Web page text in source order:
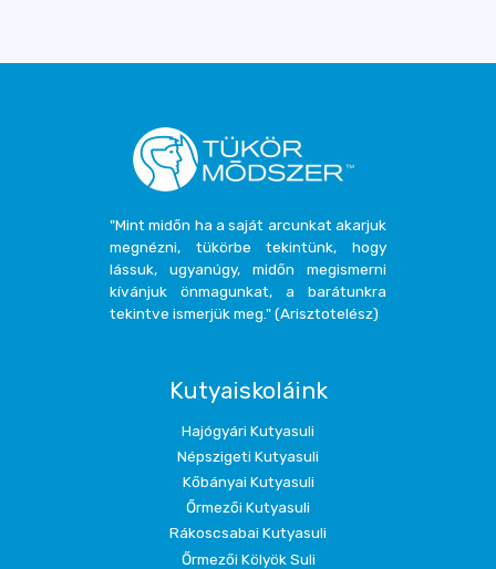
"Mint midőn ha a saját arcunkat akarjuk
megnézni, tükörbe tekintünk, hogy
lássuk, ugyanúgy, midőn megismerni
kívánjuk önmagunkat, a barátunkra
tekintve ismerjük meg." (Arisztotelész)
Kutyaiskoláink
Hajógyári Kutyasuli
Népszigeti Kutyasuli
Kőbányai Kutyasuli
Őrmezői Kutyasuli
Rákoscsabai Kutyasuli
Őrmezői Kölyök Suli